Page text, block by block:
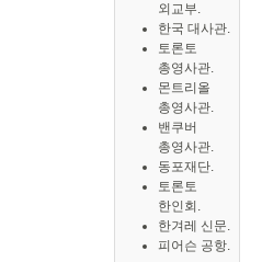
외교부.
한국 대사관.
토론토
총영사관.
몬트리올
총영사관.
밴쿠버
총영사관.
동포재단.
토론토
한인회.
한겨레 신문.
피어슨 공항.